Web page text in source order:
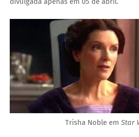
Trisha Noble em Star